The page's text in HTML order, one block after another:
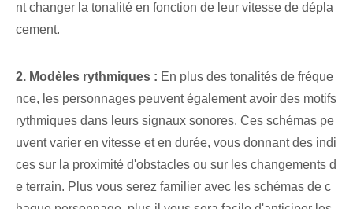
nt changer la tonalité en fonction de leur vitesse de dépla
cement.
2.​ Modèles rythmiques : En plus des tonalités de fréque
nce, les personnages peuvent également avoir des motifs
rythmiques dans leurs signaux sonores. Ces schémas pe
uvent varier en vitesse et en durée, vous donnant des indi
ces sur la proximité d'obstacles ou sur les changements d
e terrain. Plus vous serez familier avec les schémas de c